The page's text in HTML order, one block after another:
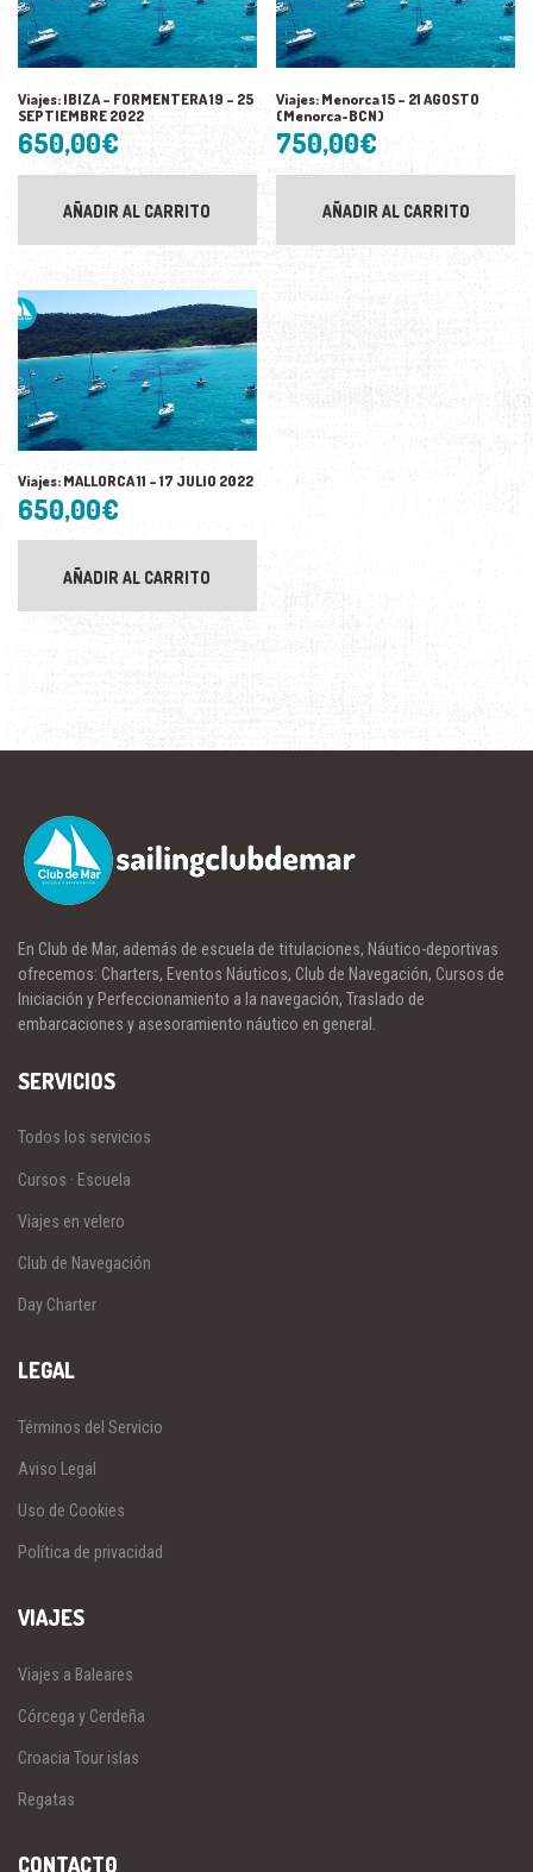
Viajes: IBIZA – FORMENTERA 19 – 25
SEPTIEMBRE 2022
650,00€
AÑADIR AL CARRITO
Viajes: Menorca 15 – 21 AGOSTO
(Menorca-BCN)
750,00€
AÑADIR AL CARRITO
Viajes: MALLORCA 11 – 17 JULIO 2022
650,00€
AÑADIR AL CARRITO
En Club de Mar, además de escuela de titulaciones, Náutico-deportivas
ofrecemos: Charters, Eventos Náuticos, Club de Navegación, Cursos de
Iniciación y Perfeccionamiento a la navegación, Traslado de
embarcaciones y asesoramiento náutico en general.
SERVICIOS
Todos los servicios
Cursos · Escuela
Viajes en velero
Club de Navegación
Day Charter
LEGAL
Términos del Servicio
Aviso Legal
Uso de Cookies
Política de privacidad
VIAJES
Viajes a Baleares
Córcega y Cerdeña
Croacia Tour islas
Regatas
CONTACT0